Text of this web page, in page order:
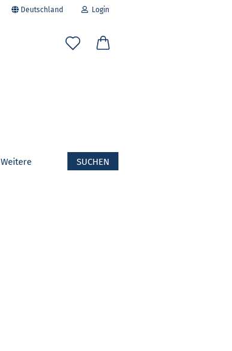
Deutschland Login
SUCHEN
Weitere